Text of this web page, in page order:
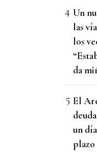
Un
las
los
da
El
un
plazo